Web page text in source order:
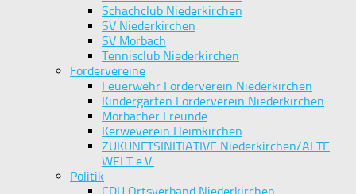
Schachclub Niederkirchen
SV Niederkirchen
SV Morbach
Tennisclub Niederkirchen
Fördervereine
Feuerwehr Förderverein Niederkirchen
Kindergarten Förderverein Niederkirchen
Morbacher Freunde
Kerweverein Heimkirchen
ZUKUNFTSINITIATIVE Niederkirchen/ALTE
WELT e.V.
Politik